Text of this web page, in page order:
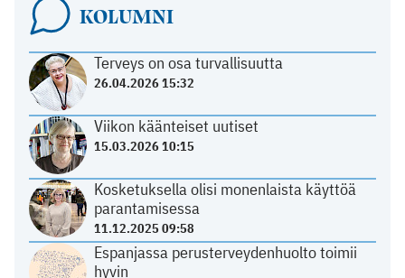
KOLUMNI
Terveys on osa turvallisuutta
26.04.2026 15:32
Viikon käänteiset uutiset
15.03.2026 10:15
Kosketuksella olisi monenlaista käyttöä
parantamisessa
11.12.2025 09:58
Espanjassa perusterveydenhuolto toimii
hyvin